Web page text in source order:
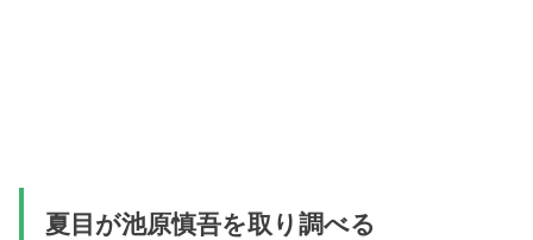
夏目が池原慎吾を取り調べる